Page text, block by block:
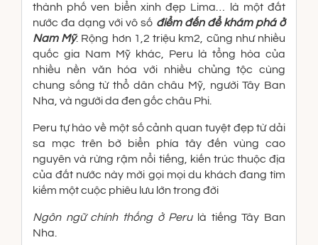
thành phố ven biển xinh đẹp Lima… là một đất
nước đa dạng với vô số điểm đến để khám phá ở
Nam Mỹ. Rộng hơn 1,2 triệu km2, cũng như nhiều
quốc gia Nam Mỹ khác, Peru là tổng hòa của
nhiều nền văn hóa với nhiều chủng tộc cùng
chung sống từ thổ dân châu Mỹ, người Tây Ban
Nha, và người da đen gốc châu Phi.
Peru tự hào về một số cảnh quan tuyệt đẹp từ dải
sa mạc trên bờ biển phía tây đến vùng cao
nguyên và rừng rậm nổi tiếng, kiến ​​trúc thuộc địa
của đất nước này mời gọi mọi du khách đang tìm
kiếm một cuộc phiêu lưu lớn trong đời
Ngôn ngữ chính thống ở Perulà tiếng Tây Ban
Nha.